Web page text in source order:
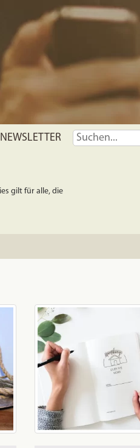
NEWSLETTER
gilt für alle, die